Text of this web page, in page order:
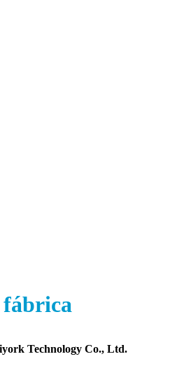
fábrica
Technology Co., Ltd.